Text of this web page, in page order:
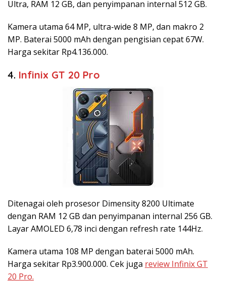
Ultra, RAM 12 GB, dan penyimpanan internal 512 GB.
Kamera utama 64 MP, ultra-wide 8 MP, dan makro 2
MP. Baterai 5000 mAh dengan pengisian cepat 67W.
Harga sekitar Rp4.136.000.
4. Infinix GT 20 Pro
Ditenagai oleh prosesor Dimensity 8200 Ultimate
dengan RAM 12 GB dan penyimpanan internal 256 GB.
Layar AMOLED 6,78 inci dengan refresh rate 144Hz.
Kamera utama 108 MP dengan baterai 5000 mAh.
Harga sekitar Rp3.900.000. Cek juga review Infinix GT
20 Pro.